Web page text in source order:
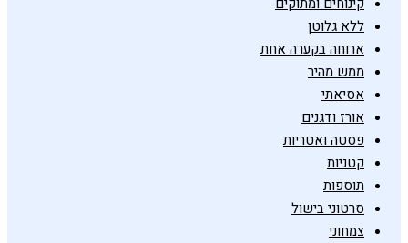
ללא גלוטן
ארוחה בקערה אחת
ממש מהיר
אסיאתי
אורז ודגנים
פסטה ואטריות
קטניות
תוספות
סרטוני בישול
צמחוני